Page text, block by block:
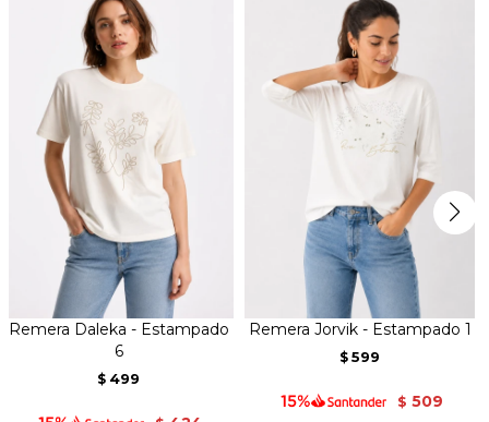
Remera Daleka - Estampado
6
$ 499
Remera Jorvik - Estampado 1
$ 599
$ 509